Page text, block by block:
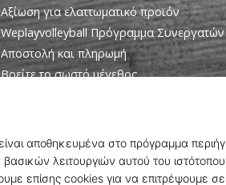
Αξίωση για ελαττωματικό προϊόν
Weplayvolleyball Πρόγραμμα Συνεργατών
Αποστολή και πληρωμή
Βρείτε το σωστό μέγεθος
Πολιτική απορρήτου
Πρόγραμμα Πρεσβευτών